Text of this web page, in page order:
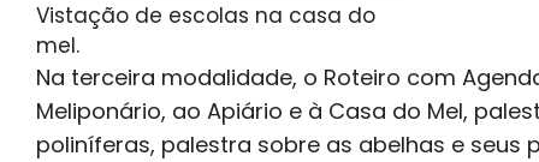
Vistação de escolas na casa do
mel.
Na terceira modalidade, o Roteiro com
Meliponário, ao Apiário e à Casa do Mel,
poliníferas, palestra sobre as abelhas e